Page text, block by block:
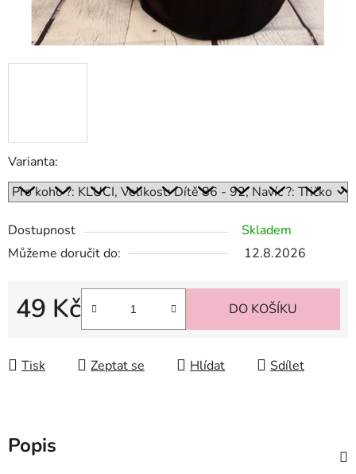
Varianta:
Dostupnost
Skladem
Můžeme doručit do:
12.8.2026
49 Kč
Měrná cena:
DO KOŠÍKU
Tisk Zeptat se Hlídat Sdílet
Popis